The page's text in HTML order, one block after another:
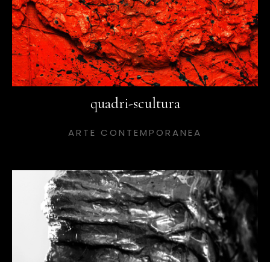
quadri-scultura
ARTE CONTEMPORANEA